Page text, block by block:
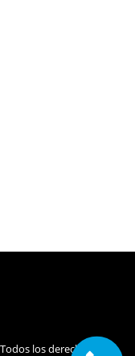
los derechos